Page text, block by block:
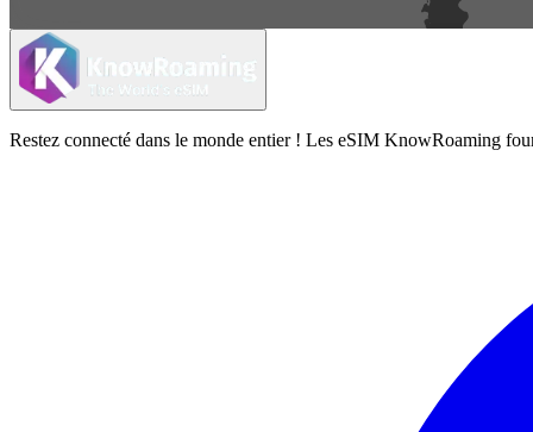
Restez connecté dans le monde entier ! Les eSIM KnowRoaming